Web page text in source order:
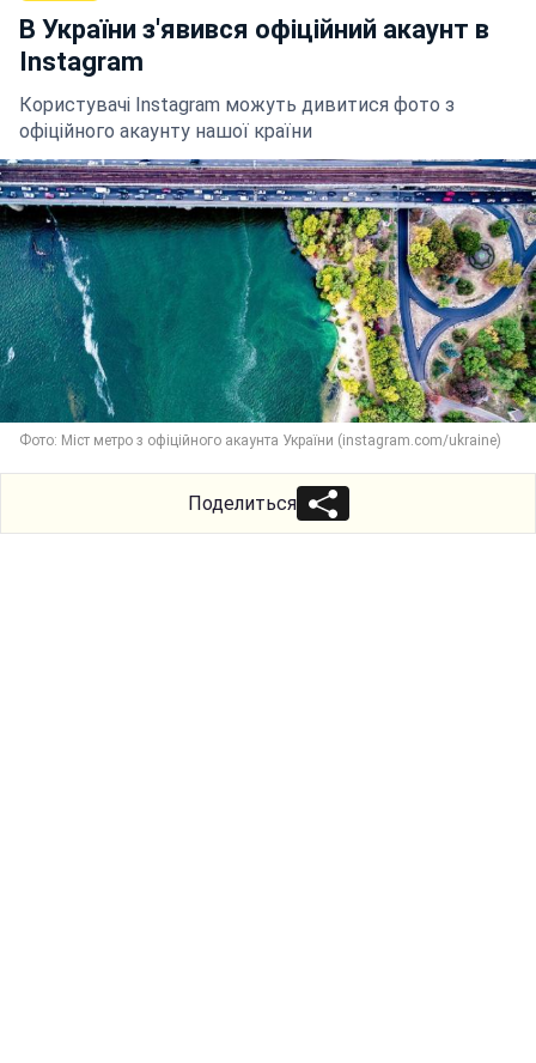
В України з'явився офіційний акаунт в
Іnstagram
Користувачі Іnstagram можуть дивитися фото з
офіційного акаунту нашої країни
Фото: Міст метро з офіційного акаунта України (instagram.com/ukraine)
Поделиться